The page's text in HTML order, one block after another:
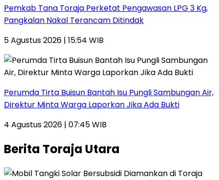
Pemkab Tana Toraja Perketat Pengawasan LPG 3 Kg,
Pangkalan Nakal Terancam Ditindak
5 Agustus 2026 | 15:54 WIB
Perumda Tirta Buisun Bantah Isu Pungli Sambungan Air,
Direktur Minta Warga Laporkan Jika Ada Bukti
4 Agustus 2026 | 07:45 WIB
Berita Toraja Utara